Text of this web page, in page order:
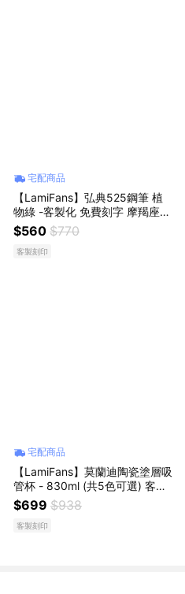
宅配商品
【LamiFans】弘典525鋼筆 植
物綠 -客製化 免費刻字 摩羯座生
日快樂 生日禮 職場禮 文字書寫
好友 同事 情侶 送上祝福 送禮首
選
$560 $770
客製刻印
宅配商品
【LamiFans】莫蘭迪陶瓷塗層吸
管杯 - 830ml (共5色可選) 客製
化 客製刻字 粗吸管 可吸珍珠 環
保杯 手搖必備 飲料控
$699 $938
客製刻印